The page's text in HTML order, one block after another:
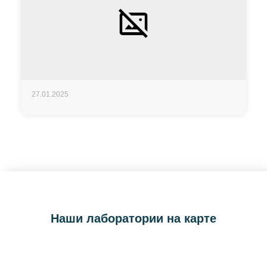
27.01.2025
Наши лаборатории на карте